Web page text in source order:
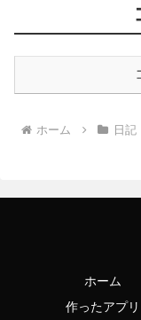
ホーム 日記
ホーム
作ったアプリ